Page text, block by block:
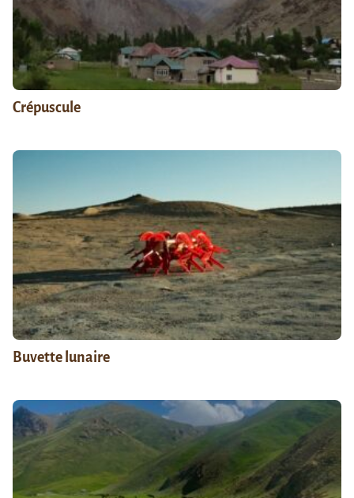
Crépuscule
Buvette lunaire